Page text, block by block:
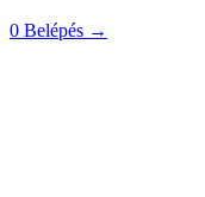
0 Belépés →